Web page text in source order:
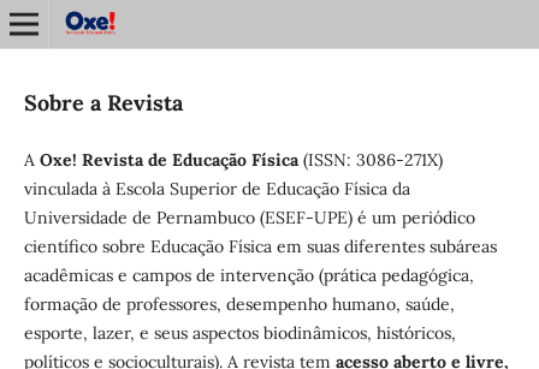
Sobre a Revista
A Oxe! Revista de Educação Física(ISSN: 3086-271X)
vinculada à Escola Superior de Educação Física da
Universidade de Pernambuco (ESEF-UPE) é um periódico
científico sobre Educação Física em suas diferentes subáreas
acadêmicas e campos de intervenção (prática pedagógica,
formação de professores, desempenho humano, saúde,
esporte, lazer, e seus aspectos biodinâmicos, históricos,
políticos e socioculturais). A revista tem acesso aberto e livre,